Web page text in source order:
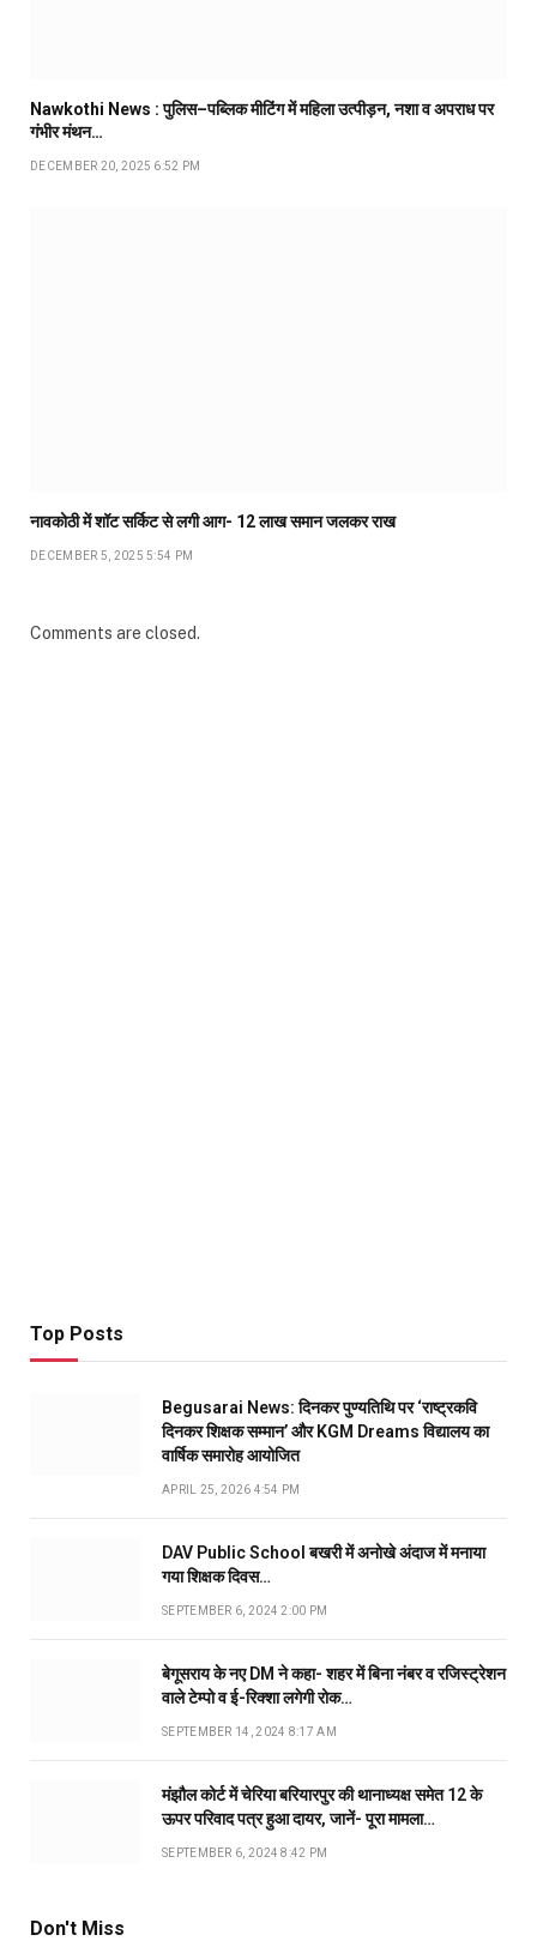
Nawkothi News : पुलिस–पब्लिक मीटिंग में महिला उत्पीड़न, नशा व अपराध पर
गंभीर मंथन…
DECEMBER 20, 2025 6:52 PM
नावकोठी में शॉट सर्किट से लगी आग- 12 लाख समान जलकर राख
DECEMBER 5, 2025 5:54 PM
Comments are closed.
Top Posts
Begusarai News: दिनकर पुण्यतिथि पर ‘राष्ट्रकवि
दिनकर शिक्षक सम्मान’ और KGM Dreams विद्यालय का
वार्षिक समारोह आयोजित
APRIL 25, 2026 4:54 PM
DAV Public School बखरी में अनोखे अंदाज में मनाया
गया शिक्षक दिवस…
SEPTEMBER 6, 2024 2:00 PM
बेगूसराय के नए DM ने कहा- शहर में बिना नंबर व रजिस्ट्रेशन
वाले टेम्पो व ई-रिक्शा लगेगी रोक…
SEPTEMBER 14, 2024 8:17 AM
मंझौल कोर्ट में चेरिया बरियारपुर की थानाध्यक्ष समेत 12 के
ऊपर परिवाद पत्र हुआ दायर, जानें- पूरा मामला…
SEPTEMBER 6, 2024 8:42 PM
Don't Miss